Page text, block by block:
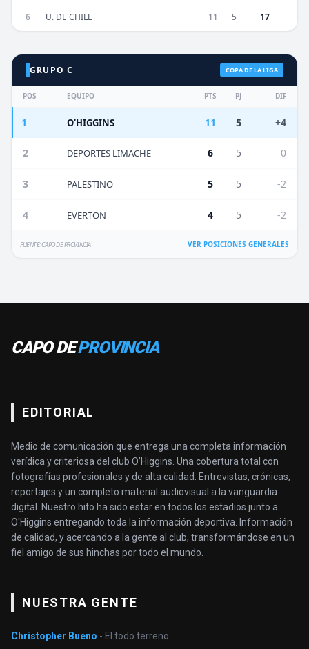
6 U. DE CHILE 11 5 17
GRUPO C COPA DE LA LIGA
POS EQUIPO PTS PJ DIF
1 O'HIGGINS 11 5 +4
2 DEPORTES LIMACHE 6 5 0
3 PALESTINO 5 5 -2
4 EVERTON 4 5 -2
FUENTE: CAPO DE PROVINCIA VER POSICIONES GENERALES
CAPO DEPROVINCIA
EDITORIAL
Medio de comunicación que entrega una completa información
verídica y criteriosa del club O’Higgins. Una cobertura total con
fotografías profesionales y de alta calidad. Entrevistas, crónicas,
reportajes y un completo material audiovisual a la vanguardia
digital. Nuestro hito ha sido estar en todos los estadios junto a
O'Higgins entregando toda la información deportiva. Información
de calidad, y acercando a la gente al club, transformándose en un
fiel amigo de sus hinchas por todo el mundo.
NUESTRA GENTE
Christopher Bueno - El todo terreno